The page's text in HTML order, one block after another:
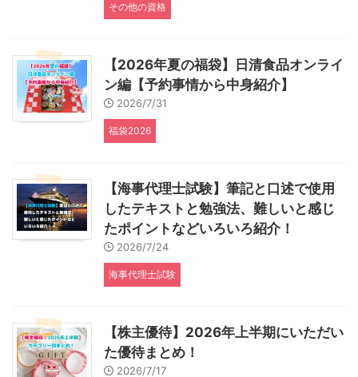
その他の資格
【2026年夏の福袋】日清食品オンライ
ン編【予約事情から中身紹介】
2026/7/31
福袋2026
【海事代理士試験】筆記と口述で使用
したテキストと勉強法、難しいと感じ
たポイントなどいろいろ紹介！
2026/7/24
海事代理士試験
【株主優待】2026年上半期にいただい
た優待まとめ！
2026/7/17